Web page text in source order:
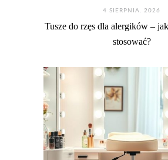
4 SIERPNIA. 2026
Tusze do rzęs dla alergików –
stosować?